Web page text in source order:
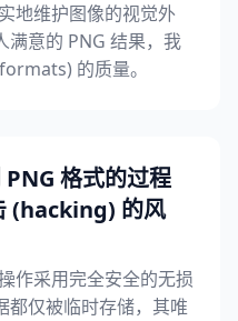
地维护图像的视觉外
满意的 PNG 结果，我
的质量。
格式的过程
(hacking) 的风
作采用完全安全的无损
都仅被临时存储，其唯